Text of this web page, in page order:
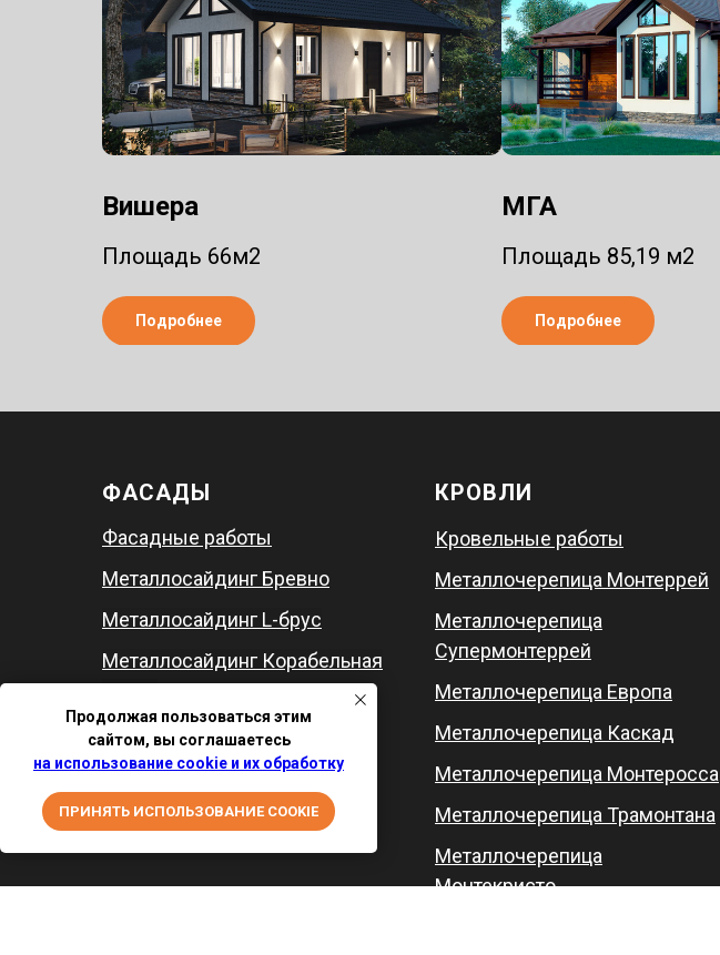
Продолжая пользоваться этим
сайтом, вы соглашаетесь
на использование cookie и их обработку
ПРИНЯТЬ ИСПОЛЬЗОВАНИЕ COOKIE
Вишера
Площадь 66м2
Подробнее
МГА
Площадь 85,19 м2
Подробнее
ФАСАДЫ
Фасадные работы
Металлосайдинг Бревно
Металлосайдинг L-брус
Металлосайдинг Корабельная
доска
Металлосайдинг Софит
КРОВЛИ
Кровельные работы
Металлочерепица Монтеррей
Металлочерепица
Супермонтеррей
Металлочерепица Европа
Металлочерепица Каскад
Металлочерепица Монтеросса
Металлочерепица Трамонтана
Металлочерепица
Монтекристо